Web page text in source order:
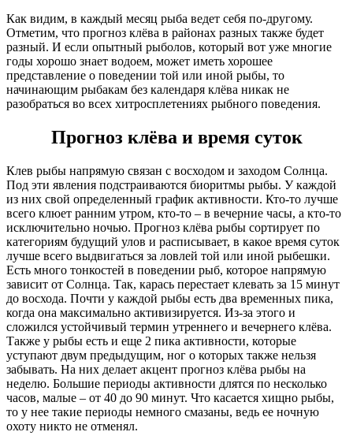
Как видим, в каждый месяц рыба ведет себя по-другому.
Отметим, что прогноз клёва в районах разных также будет
разный. И если опытный рыболов, который вот уже многие
годы хорошо знает водоем, может иметь хорошее
представление о поведении той или иной рыбы, то
начинающим рыбакам без календаря клёва никак не
разобраться во всех хитросплетениях рыбного поведения.
Прогноз клёва и время суток
Клев рыбы напрямую связан с восходом и заходом Солнца.
Под эти явления подстраиваются биоритмы рыбы. У каждой
из них свой определенный график активности. Кто-то лучше
всего клюет ранним утром, кто-то – в вечерние часы, а кто-то
исключительно ночью. Прогноз клёва рыбы сортирует по
категориям будущий улов и расписывает, в какое время суток
лучше всего выдвигаться за ловлей той или иной рыбешки.
Есть много тонкостей в поведении рыб, которое напрямую
зависит от Солнца. Так, карась перестает клевать за 15 минут
до восхода. Почти у каждой рыбы есть два временных пика,
когда она максимально активизируется. Из-за этого и
сложился устойчивый термин утреннего и вечернего клёва.
Также у рыбы есть и еще 2 пика активности, которые
уступают двум предыдущим, ног о которых также нельзя
забывать. На них делает акцент прогноз клёва рыбы на
неделю. Большие периоды активности длятся по несколько
часов, малые – от 40 до 90 минут. Что касается хищно рыбы,
то у нее такие периоды немного смазаны, ведь ее ночную
охоту никто не отменял.